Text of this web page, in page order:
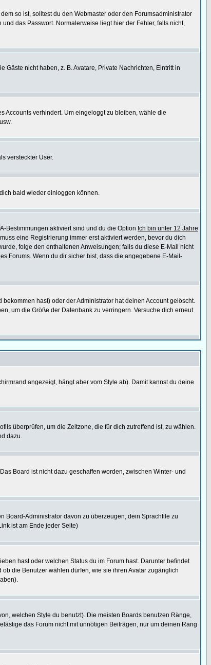
so ist, solltest du den Webmaster oder den Forumsadministrator
das Passwort. Normalerweise liegt hier der Fehler, falls nicht,
nicht haben, z. B. Avatare, Private Nachrichten, Eintritt in
Accounts verhindert. Um eingeloggt zu bleiben, wähle die
versteckter User.
bald wieder einloggen können.
Bestimmungen aktiviert sind und du die Option Ich bin unter 12 Jahre
eine Registrierung immer erst aktiviert werden, bevor du dich
folge den enthaltenen Anweisungen; falls du diese E-Mail nicht
Forums. Wenn du dir sicher bist, dass die angegebene E-Mail-
hast) oder der Administrator hat deinen Account gelöscht.
um die Größe der Datenbank zu verringern. Versuche dich erneut
angezeigt, hängt aber vom Style ab). Damit kannst du deine
überprüfen, um die Zeitzone, die für dich zutreffend ist, zu wählen.
dazu.
Board ist nicht dazu geschaffen worden, zwischen Winter- und
Board-Administrator davon zu überzeugen, dein Sprachfile zu
ist am Ende jeder Seite)
hast oder welchen Status du im Forum hast. Darunter befindet
die Benutzer wählen dürfen, wie sie ihren Avatar zugänglich
welchen Style du benutzt). Die meisten Boards benutzen Ränge,
das Forum nicht mit unnötigen Beiträgen, nur um deinen Rang